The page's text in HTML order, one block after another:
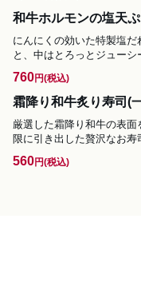
和牛ホルモンの塩天ぷ
にんにくの効いた特製塩
と、中はとろっとジューシ
760円(税込)
霜降り和牛炙り寿司(
厳選した霜降り和牛の表
限に引き出した贅沢なお寿
560円(税込)